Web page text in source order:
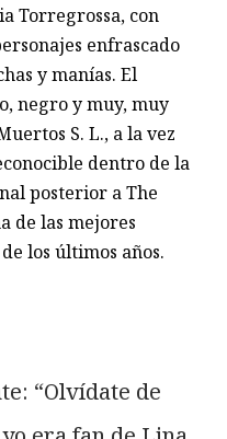
Torregrossa, con
enfrascado
y manías. El
negro y muy, muy
S. L., a la vez
dentro de la
posterior a The
de las mejores
los últimos años.
“Olvídate de